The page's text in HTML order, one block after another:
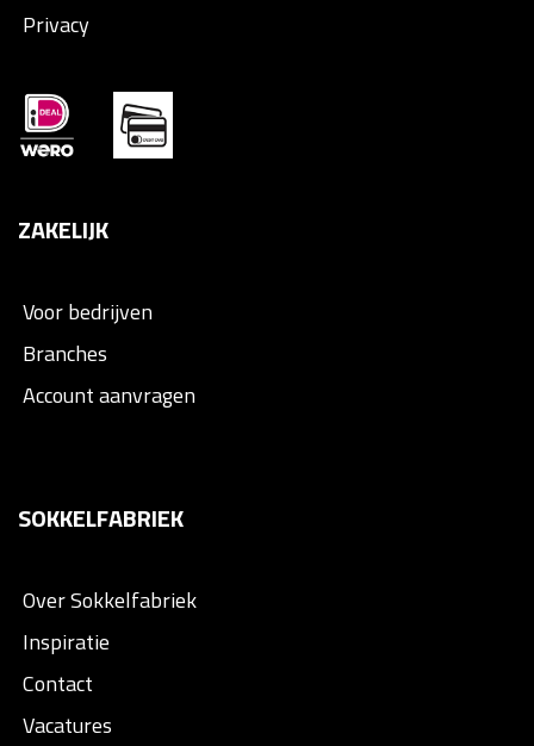
Privacy
ZAKELIJK
Voor bedrijven
Branches
Account aanvragen
SOKKELFABRIEK
Over Sokkelfabriek
Inspiratie
Contact
Vacatures